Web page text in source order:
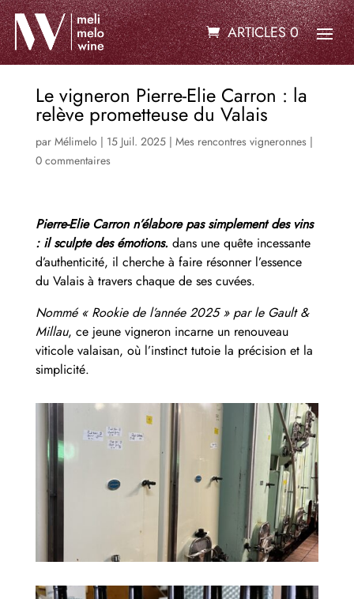
ARTICLES 0
Le vigneron Pierre-Elie Carron : la
relève prometteuse du Valais
par Mélimelo | 15 Juil. 2025| Mes rencontres vigneronnes|
0 commentaires
Pierre-Elie Carron n’élabore pas simplement des vins
: il sculpte des émotions. dans une quête incessante
d’authenticité, il cherche à faire résonner l’essence
du Valais à travers chaque de ses cuvées.
Nommé « Rookie de l’année 2025 » par le Gault &
Millau, ce jeune vigneron incarne un renouveau
viticole valaisan, où l’instinct tutoie la précision et la
simplicité.